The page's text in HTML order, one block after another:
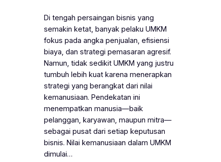
Di tengah persaingan bisnis yang
semakin ketat, banyak pelaku UMKM
fokus pada angka penjualan, efisiensi
biaya, dan strategi pemasaran agresif.
Namun, tidak sedikit UMKM yang justru
tumbuh lebih kuat karena menerapkan
strategi yang berangkat dari nilai
kemanusiaan. Pendekatan ini
menempatkan manusia—baik
pelanggan, karyawan, maupun mitra—
sebagai pusat dari setiap keputusan
bisnis. Nilai kemanusiaan dalam UMKM
dimulai…